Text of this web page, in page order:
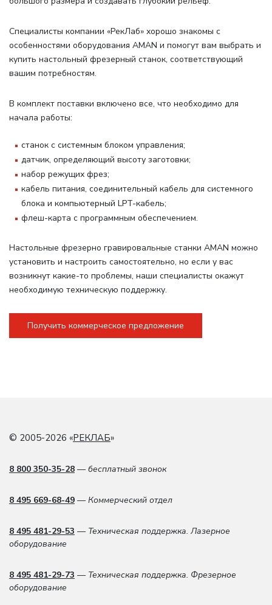
Специалисты компании «РекЛаб» хорошо знакомы с
особенностями оборудования AMAN и помогут вам выбрать и
купить настольный фрезерный станок, соответствующий
вашим потребностям.
В комплект поставки включено все, что необходимо для
начала работы:
станок с системным блоком управления;
датчик, определяющий высоту заготовки;
набор режущих фрез;
кабель питания, соединительный кабель для системного
блока и компьютерный LPT-кабель;
флеш-карта с программным обеспечением.
Настольные фрезерно гравировальные станки AMAN можно
установить и настроить самостоятельно, но если у вас
возникнут какие-то проблемы, наши специалисты окажут
необходимую техническую поддержку.
Получить коммерческое предложение
© 2005-2026 «РЕКЛАБ»
8 800 350-35-28 — бесплатный звонок
8 495 669-68-49 — Коммерческий отдел
8 495 481-29-53 — Техническая поддержка. Лазерное
оборудование
8 495 481-29-73 — Техническая поддержка. Фрезерное
оборудование